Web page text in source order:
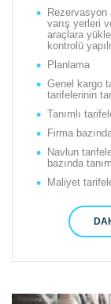
Rezervasyon
varış yerleri
araçlara
kontrolü
Planlama
Genel kargo
tarifelerinin
Tanımlı
Firma
Navlun
bazında
Maliyet